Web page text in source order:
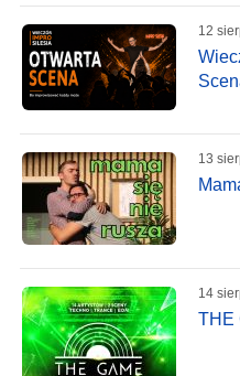
12
13
14
THE